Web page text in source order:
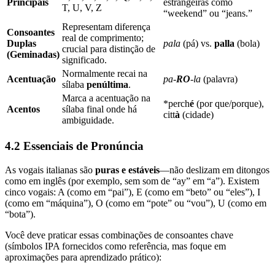
Principais
T, U, V, Z
estrangeiras como
“weekend” ou “jeans.”
Consoantes
Duplas
(Geminadas)
Representam diferença
real de comprimento;
crucial para distinção de
significado.
pala (pá) vs. palla (bola)
Acentuação
Normalmente recai na
sílaba penúltima.
pa‑RO‑la (palavra)
Acentos
Marca a acentuação na
sílaba final onde há
ambiguidade.
*perché (por que/porque),
città (cidade)
4.2 Essenciais de Pronúncia
As vogais italianas são puras e estáveis—não deslizam em ditongos
como em inglês (por exemplo, sem som de “ay” em “a”). Existem
cinco vogais: A (como em “pai”), E (como em “beto” ou “eles”), I
(como em “máquina”), O (como em “pote” ou “vou”), U (como em
“bota”).
Você deve praticar essas combinações de consoantes chave
(símbolos IPA fornecidos como referência, mas foque em
aproximações para aprendizado prático):